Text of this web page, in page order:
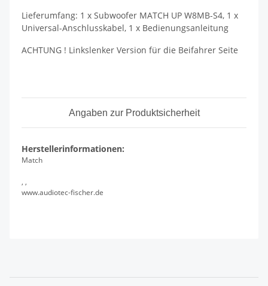
Lieferumfang: 1 x Subwoofer MATCH UP W8MB-S4, 1 x
Universal-Anschlusskabel, 1 x Bedienungsanleitung
ACHTUNG ! Linkslenker Version für die Beifahrer Seite
Angaben zur Produktsicherheit
Herstellerinformationen:
Match
, ,
www.audiotec-fischer.de